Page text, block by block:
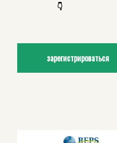
👇
зарегистрироваться